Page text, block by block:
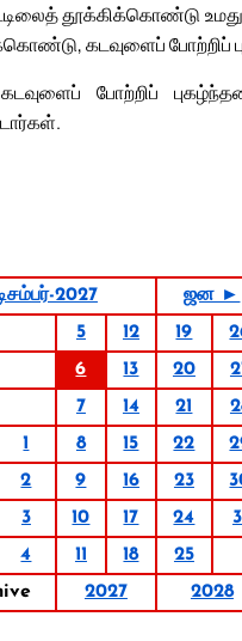
தூக்கிக்கொண்டு
கடவுளைப் போற்றிப்
போற்றிப்
2027
ஜன ►
5 12 19
6 13 20
7 14 21
1 8 15 22
2 9 16 23
3 10 17 24
4 11 18
25
2027 2028